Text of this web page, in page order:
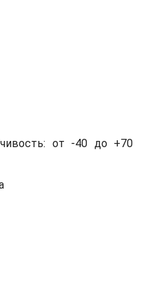
от -40 до +70